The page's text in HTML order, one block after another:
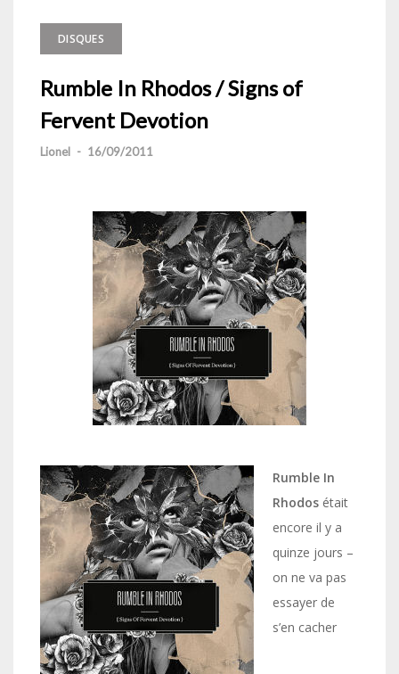
DISQUES
Rumble In Rhodos / Signs of
Fervent Devotion
Lionel - 16/09/2011
Rumble In
Rhodos était
encore il y a
quinze jours –
on ne va pas
essayer de
s’en cacher